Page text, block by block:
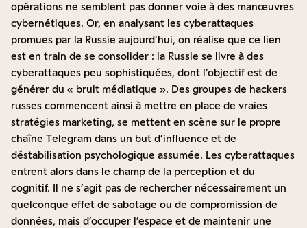
opérations ne semblent pas donner voie à des manœuvres
cybernétiques. Or, en analysant les cyberattaques
promues par la Russie aujourd’hui, on réalise que ce lien
est en train de se consolider : la Russie se livre à des
cyberattaques peu sophistiquées, dont l’objectif est de
générer du « bruit médiatique ». Des groupes de hackers
russes commencent ainsi à mettre en place de vraies
stratégies marketing, se mettent en scène sur le propre
chaîne Telegram dans un but d’influence et de
déstabilisation psychologique assumée. Les cyberattaques
entrent alors dans le champ de la perception et du
cognitif. Il ne s’agit pas de rechercher nécessairement un
quelconque effet de sabotage ou de compromission de
données, mais d’occuper l’espace et de maintenir une